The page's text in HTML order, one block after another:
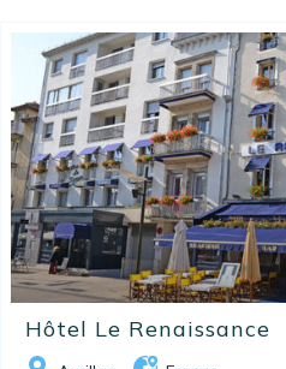
Hôtel Le Renaissance